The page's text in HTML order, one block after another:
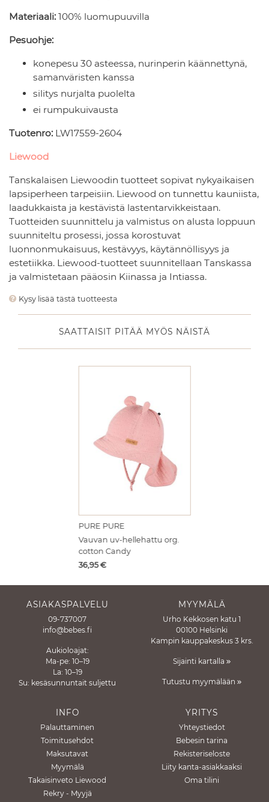
Materiaali: 100% luomupuuvilla
Pesuohje:
konepesu 30 asteessa, nurinperin käännettynä,
samanväristen kanssa
silitys nurjalta puolelta
ei rumpukuivausta
Tuotenro: LW17559-2604
Liewood
Tanskalaisen Liewoodin tuotteet sopivat nykyaikaisen
lapsiperheen tarpeisiin. Liewood on tunnettu kauniista,
laadukkaista ja kestävistä lastentarvikkeistaan.
Tuotteiden suunnittelu ja valmistus on alusta loppuun
suunniteltu prosessi, jossa korostuvat
luonnonmukaisuus, kestävyys, käytännöllisyys ja
estetiikka. Liewood-tuotteet suunnitellaan Tanskassa
ja valmistetaan pääosin Kiinassa ja Intiassa.
Kysy lisää tästä tuotteesta
SAATTAISIT PITÄÄ MYÖS NÄISTÄ
PURE PURE
Vauvan uv-hellehattu org.
cotton Candy
Hinta
36,95€
ASIAKASPALVELU
09-737007
info@bebes.fi
Aukioloajat:
Ma-pe: 10–19
La: 10–19
Su: kesäsunnuntait suljettu
MYYMÄLÄ
Urho Kekkosen katu 1
00100 Helsinki
Kampin kauppakeskus 3 krs.
Sijainti kartalla
Tutustu myymälään
INFO
Palauttaminen
Toimitusehdot
Maksutavat
Myymälä
Takaisinveto Liewood
Rekry - Myyjä
YRITYS
Yhteystiedot
Bebesin tarina
Rekisteriseloste
Liity kanta-asiakkaaksi
Oma tilini